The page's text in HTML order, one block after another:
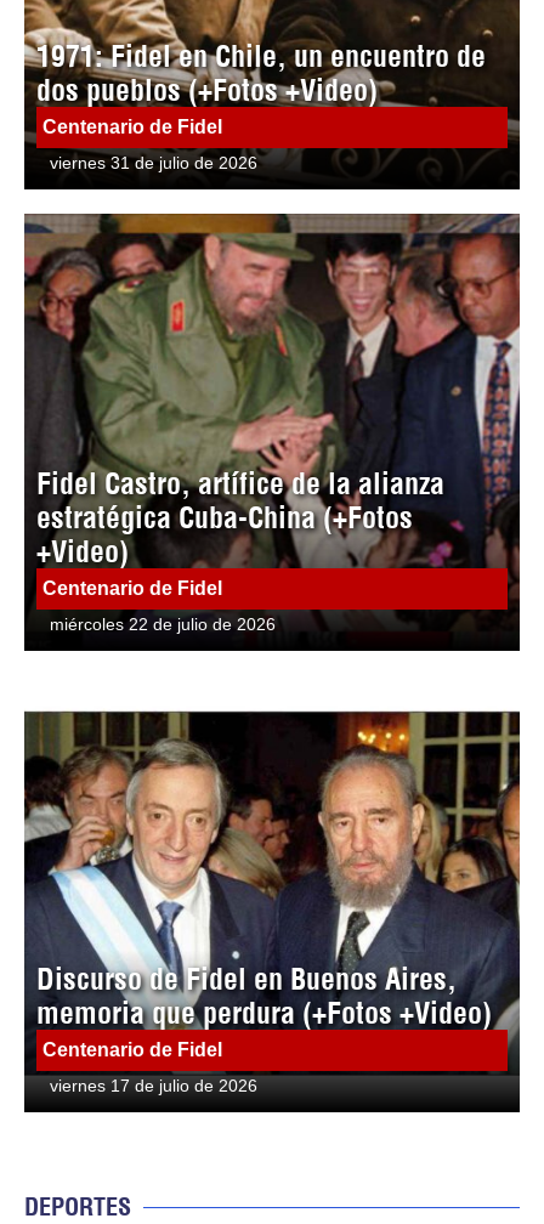
1971: Fidel en Chile, un encuentro de
dos pueblos (+Fotos +Video)
Centenario de Fidel
viernes 31 de julio de 2026
Fidel Castro, artífice de la alianza
estratégica Cuba-China (+Fotos
+Video)
Centenario de Fidel
miércoles 22 de julio de 2026
Discurso de Fidel en Buenos Aires,
memoria que perdura (+Fotos +Video)
Centenario de Fidel
viernes 17 de julio de 2026
DEPORTES